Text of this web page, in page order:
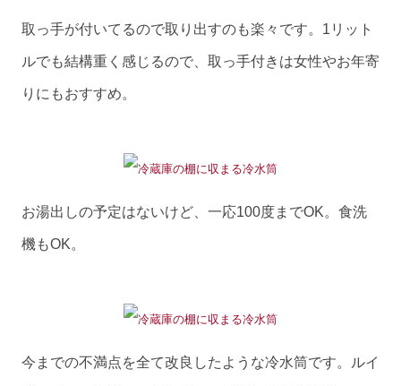
取っ手が付いてるので取り出すのも楽々です。1リット
ルでも結構重く感じるので、取っ手付きは女性やお年寄
りにもおすすめ。
お湯出しの予定はないけど、一応100度までOK。食洗
機もOK。
今までの不満点を全て改良したような冷水筒です。ルイ